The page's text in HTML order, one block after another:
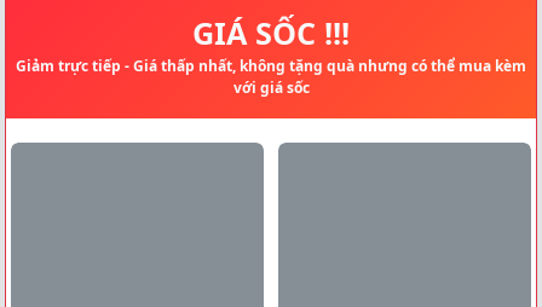
GIÁ SỐC !!!
Giảm trực tiếp - Giá thấp nhất, không tặng quà nhưng có thể mua kèm
với giá sốc